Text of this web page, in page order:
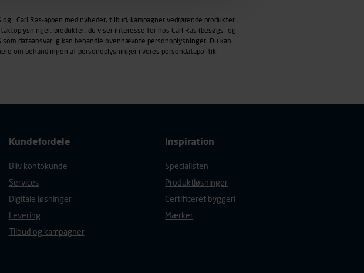
Til dette formål behandles der
herunder færden på siderne, tidspunkt, hvad der
informationer om enhedstype (computer,
i Carl Ras-appen med nyheder, tilbud, kampagner vedrørende produkter
produkter, du viser interesse for hos Carl Ras (besøgs- og
dataansvarlig kan behandle ovennævnte personoplysninger. Du kan
om behandlingen af personoplysninger i vores persondatapolitik.
Kundefordele
Bliv kontokunde
Services
Digitale løsninger
Levering
Tilbud og kampagner
Inspiration
Specialisten
Produktløsninger
Certificeret byggeri
Mærker